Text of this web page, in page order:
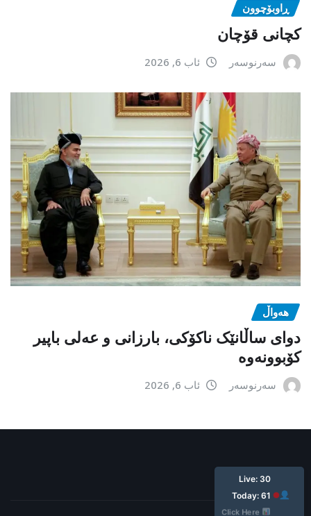
ڕاوبۆچوون
کچانی قۆچان
سەرنوسەر ئاب 6, 2026
هەواڵ
دوای ساڵانێک ناکۆکی، بارزانی و عەلی باپیر
کۆبوونەوە
سەرنوسەر ئاب 6, 2026
ئێستا: ٣٠
ئه‌مرۆ: ٦١
کلیک بکە